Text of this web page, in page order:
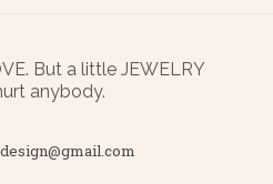
But a little JEWELRY
anybody.